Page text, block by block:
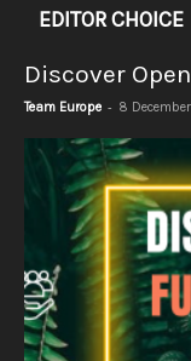
EDITOR CHOICE
Discover
Team Europe - 8